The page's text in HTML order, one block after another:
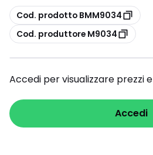
copia
Cod. prodotto BMM9034
copia
Cod. produttore M9034
Accedi per visualizzare prezzi
Accedi